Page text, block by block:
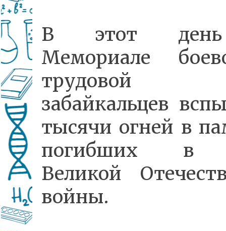
В этот
Мемориале
трудовой
забайкальцев
тысячи огней в
погибших в
Великой
войны.